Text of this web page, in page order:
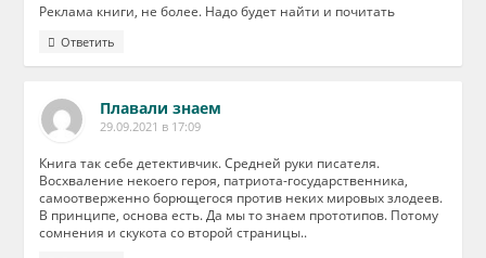
Реклама книги, не более. Надо будет найти и почитать
Ответить
Плавали знаем
29.09.2021 в 17:09
Книга так себе детективчик. Средней руки писателя.
Восхваление некоего героя, патриота-государственника,
самоотверженно борющегося против неких мировых злодеев.
В принципе, основа есть. Да мы то знаем прототипов. Потому
сомнения и скукота со второй страницы..